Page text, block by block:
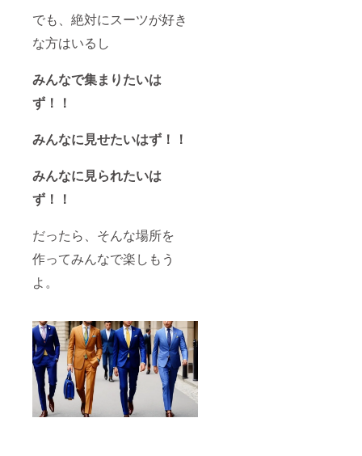
でも、絶対にスーツが好き
な方はいるし
みんなで集まりたいは
ず！！
みんなに見せたいはず！！
みんなに見られたいは
ず！！
だったら、そんな場所を
作ってみんなで楽しもう
よ。